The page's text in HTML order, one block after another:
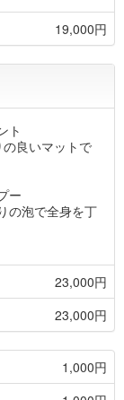
19,000円
良いマットで
の泡で全身を丁
23,000円
23,000円
1,000円